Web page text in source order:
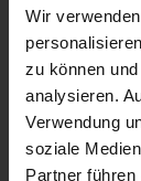
Wir
zu können
analysieren.
Verwendung
soziale
Partner
Land
Telefon